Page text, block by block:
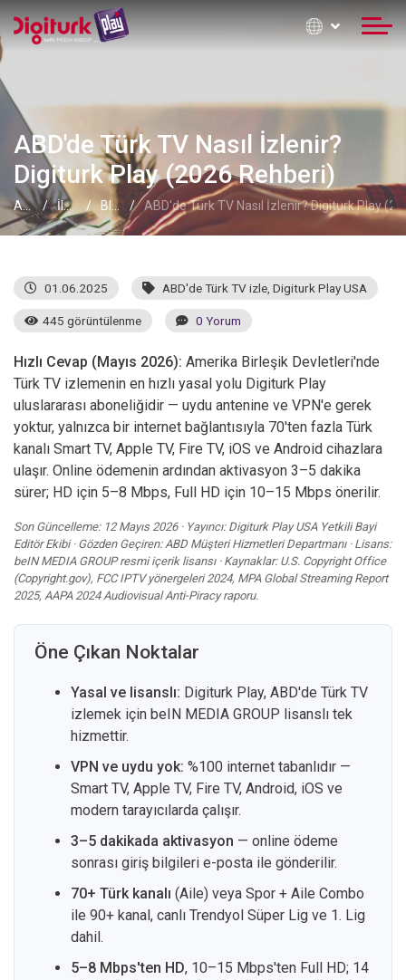
ABD'de Türk TV Nasıl İzlenir?
Digiturk Play (2026 Rehberi)
Anasayfa İletişim Formu Blog ABD'de Türk TV Nasıl İzlenir? Digiturk Play
01.06.2025 ABD'de Türk TV izle Digiturk Play USA
445 görüntülenme 0 Yorum
Hızlı Cevap (Mayıs 2026): Amerika Birleşik Devletleri'nde
Türk TV izlemenin en hızlı yasal yolu Digiturk Play
uluslararası aboneliğidir — uydu antenine ve VPN'e gerek
yoktur, yalnızca bir internet bağlantısıyla 70'ten fazla Türk
kanalı Smart TV, Apple TV, Fire TV, iOS ve Android cihazlara
ulaşır. Online ödemenin ardından aktivasyon 3–5 dakika
sürer; HD için 5–8 Mbps, Full HD için 10–15 Mbps önerilir.
Son Güncelleme: 12 Mayıs 2026 · Yayıncı: Digiturk Play USA Yetkili Bayi
Editör Ekibi · Gözden Geçiren: ABD Müşteri Hizmetleri Departmanı · Lisans:
beIN MEDIA GROUP resmi içerik lisansı · Kaynaklar: U.S. Copyright Office
(Copyright.gov), FCC IPTV yönergeleri 2024, MPA Global Streaming Report
2025, AAPA 2024 Audiovisual Anti-Piracy raporu.
Öne Çıkan Noktalar
Yasal ve lisanslı: Digiturk Play, ABD'de Türk TV
izlemek için beIN MEDIA GROUP lisanslı tek
hizmettir.
VPN ve uydu yok: %100 internet tabanlıdır —
Smart TV, Apple TV, Fire TV, Android, iOS ve
modern tarayıcılarda çalışır.
3–5 dakikada aktivasyon — online ödeme
sonrası giriş bilgileri e-posta ile gönderilir.
70+ Türk kanalı (Aile) veya Spor + Aile Combo
ile 90+ kanal, canlı Trendyol Süper Lig ve 1. Lig
dahil.
5–8 Mbps'ten HD, 10–15 Mbps'ten Full HD; 14